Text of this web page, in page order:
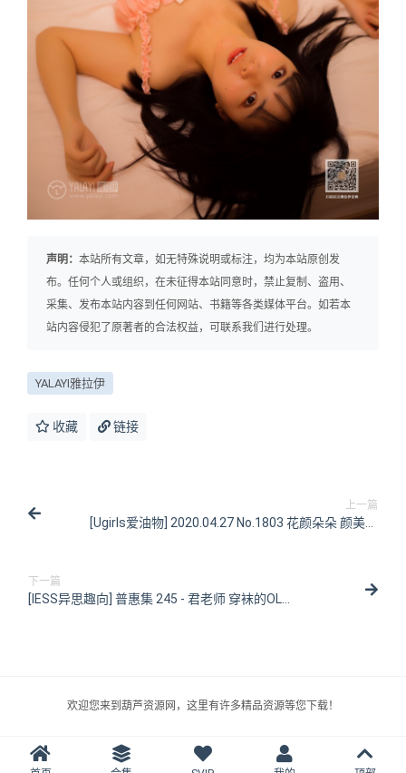
声明： 本站所有文章，如无特殊说明或标注，均为本站原创发
布。任何个人或组织，在未征得本站同意时，禁止复制、盗用、
采集、发布本站内容到任何网站、书籍等各类媒体平台。如若本
站内容侵犯了原著者的合法权益，可联系我们进行处理。
YALAYI雅拉伊
收藏 链接
上一篇
[Ugirls爱油物] 2020.04.27 No.1803 花颜朵朵 颜美汐
下一篇
[IESS异思趣向] 普惠集 245 - 君老师 穿袜的OL
欢迎您来到葫芦资源网，这里有许多精品资源等您下载！